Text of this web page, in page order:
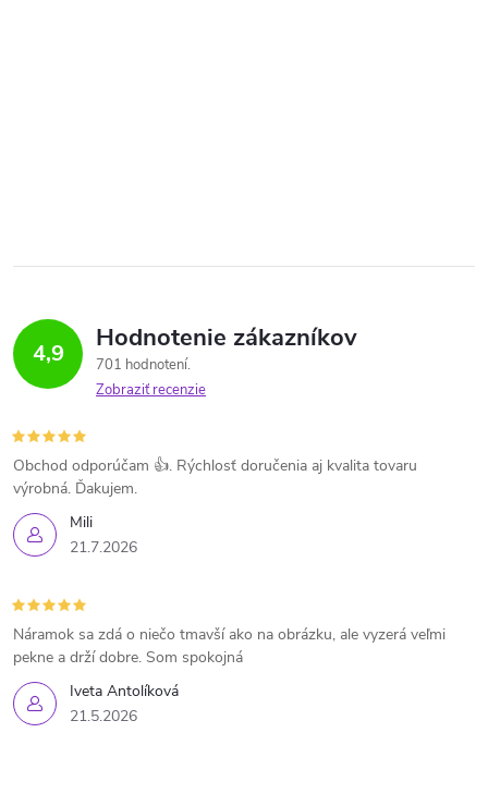
4,9 Hodnotenie zákazníkov
701 hodnotení
Zobraziť recenzie
Mili
21.7.2026
Obchod odporúčam 👍. Rýchlosť doručenia aj kvalita tovaru
výrobná. Ďakujem.
Iveta Antolíková
21.5.2026
Náramok sa zdá o niečo tmavší ako na obrázku, ale vyzerá veľmi
pekne a drží dobre. Som spokojná